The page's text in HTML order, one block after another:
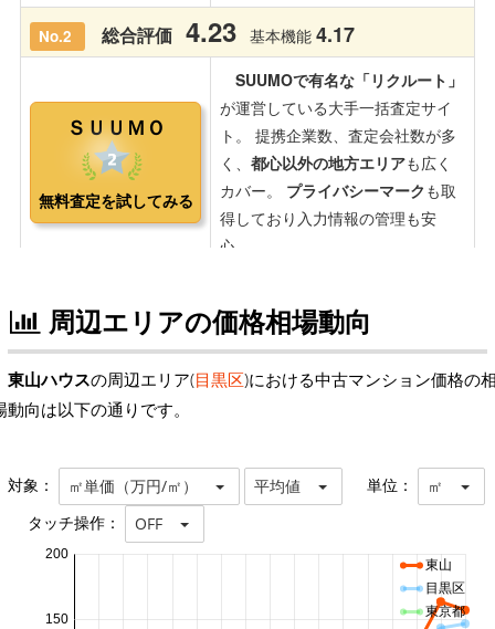
周辺エリアの価格相場動向
東山ハウスの周辺エリア(目黒区)における中古マンション価格の
動向は以下の通りです。
対象： ㎡単価（万円/㎡） 平均値 単位： ㎡
タッチ操作： OFF
150
200
東山
目黒区
東京都